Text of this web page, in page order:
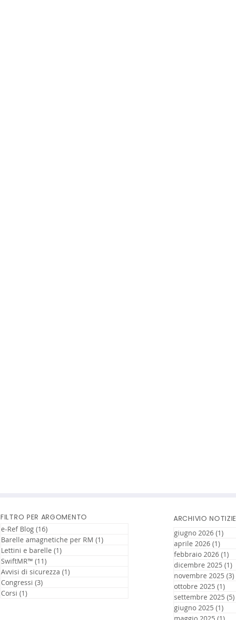
FILTRO PER ARGOMENTO
e-Ref Blog (16)
Barelle amagnetiche per RM (1)
Lettini e barelle (1)
SwiftMR™ (11)
Avvisi di sicurezza (1)
Congressi (3)
Corsi (1)
ARCHIVIO NOTIZIE
giugno 2026 (1)
aprile 2026 (1)
febbraio 2026 (1)
dicembre 2025 (1)
novembre 2025 (3)
ottobre 2025 (1)
settembre 2025 (5)
giugno 2025 (1)
maggio 2025 (1)